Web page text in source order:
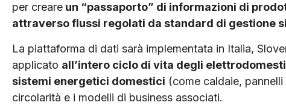
per creare un “passaporto” di informazioni di
attraverso flussi regolati da standard di gestione
La piattaforma di dati sarà implementata in Italia,
applicato all’intero ciclo di vita degli
sistemi energetici domestici (come caldaie,
circolarità e i modelli di business associati.